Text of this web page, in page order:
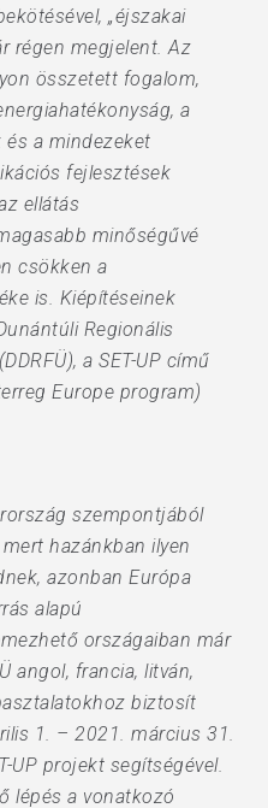
„éjszakai
régen megjelent. Az
összetett fogalom,
a
és a mindezeket
fejlesztések
ellátás
minőségűvé
csökken a
is. Kiépítéseinek
Regionális
a SET-UP című
Europe program)
szempontjából
hazánkban ilyen
azonban Európa
alapú
országaiban már
angol, francia, litván,
biztosít
1. – 2021. március 31.
UP projekt segítségével.
lépés a vonatkozó